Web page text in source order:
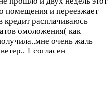
помещения и переезжает
кредит расплачиваюсь
омоложения( как
очень жаль
1 согласен